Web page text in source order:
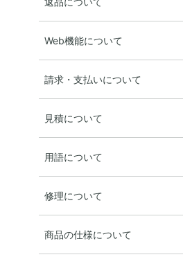
Web機能について
請求・支払いについて
見積について
用語について
修理について
商品の仕様について